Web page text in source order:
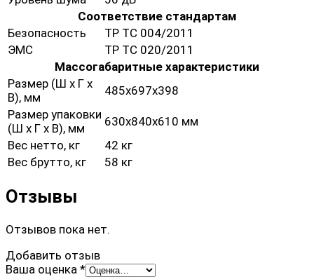
Соответствие стандартам
Безопасность
ТР ТС 004/2011
ЭМС
ТР ТС 020/2011
Массогабаритные характеристики
Размер (Ш х Г х
В), мм
485x697x398
Размер упаковки
(Ш х Г х В), мм
630х840х610 мм
Вес нетто, кг
42 кг
Вес брутто, кг
58 кг
Отзывы
Отзывов пока нет.
Добавить отзыв
Ваша оценка *